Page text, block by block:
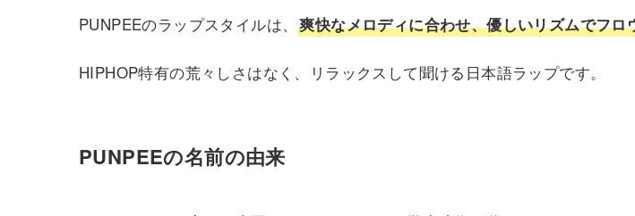
PUNPEEのラップスタイルは、爽快なメロディに合わせ、優しいリズムでフロ
HIPHOP特有の荒々しさはなく、リラックスして聞ける日本語ラップです。
PUNPEEの名前の由来